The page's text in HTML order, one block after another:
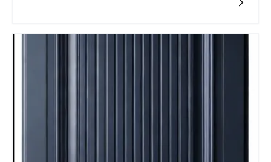
dobrane, stają się nie tylko funkcjonalnym wyposażeniem, ale